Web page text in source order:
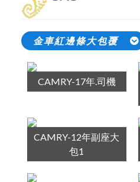
金車紅邊條大包覆
CAMRY-17年.司機
CAMRY-12年副座大
包1